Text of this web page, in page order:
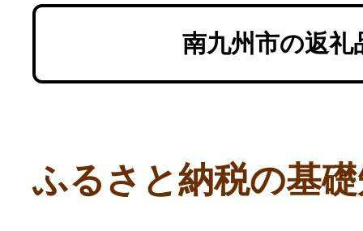
南九州市の返礼
ふるさと納税の基